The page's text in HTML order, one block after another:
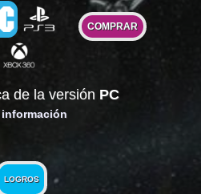
COMPRAR
de la versión PC
información
LOGROS